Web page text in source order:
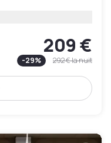
209 €
-29% 292 €la nuit